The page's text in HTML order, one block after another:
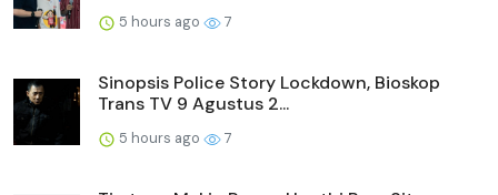
5 hours ago 7
Sinopsis Police Story Lockdown, Bioskop
Trans TV 9 Agustus 2...
5 hours ago 7